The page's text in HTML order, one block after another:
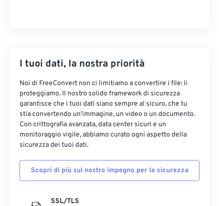
I tuoi dati, la nostra priorità
Noi di FreeConvert non ci limitiamo a convertire i file: li
proteggiamo. Il nostro solido framework di sicurezza
garantisce che i tuoi dati siano sempre al sicuro, che tu
stia convertendo un'immagine, un video o un documento.
Con crittografia avanzata, data center sicuri e un
monitoraggio vigile, abbiamo curato ogni aspetto della
sicurezza dei tuoi dati.
Scopri di più sul nostro impegno per la sicurezza
SSL/TLS